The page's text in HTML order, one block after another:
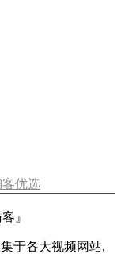
客优选
』
于各大视频网站,